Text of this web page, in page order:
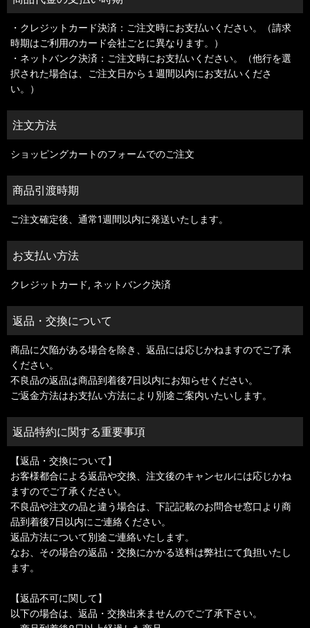
・クレジットカード決済：ご注文時にお支払いください。（請求
時期はご利用のカード会社ごとに異なります。）
・ネットバンク決済：ご注文時にお支払いください。（他行を選
択された場合は、ご注文日から１週間以内にお支払いくださ
い。）
注文方法
ショッピングカートのフォームでのご注文
商品引渡時期
ご注文確定後、通常1週間以内に発送いたします。
お支払い方法
クレジットカード, ネットバンク決済
返品・交換について
商品に欠陥がある場合を除き、返品には応じかねますのでご了承
ください。
不良品の返品は商品到着後7日以内にお知らせください。
ご返金方法はお支払い方法により別途ご案内いたいします。
返品特約に関する重要事項
【返品・交換について】
お客様都合による返品や交換、注文後のキャンセルには応じかね
ますのでご了承ください。
不良品や注文の品と違う場合は、下記記載のお問合せ窓口より商
品到着後7日以内にご連絡ください。
返品方法について別途ご連絡いたします。
なお、その場合の返品・交換にかかる送料は弊社にて負担いたし
ます。
【返品不可に関して】
以下の場合は、返品・交換出来ませんのでご了承下さい。